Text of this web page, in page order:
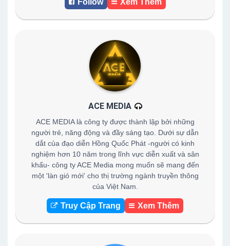
Follow Xem Thêm
ACE MEDIA
ACE MEDIA là công ty được thành lập bởi những
người trẻ, năng động và đầy sáng tạo. Dưới sự dẫn
dắt của đạo diễn Hồng Quốc Phát -người có kinh
nghiệm hơn 10 năm trong lĩnh vực diễn xuất và sân
khấu- công ty ACE Media mong muốn sẽ mang đến
một 'làn gió mới' cho thị trường ngành truyền thông
của Việt Nam.
Truy Cập Trang Xem Thêm